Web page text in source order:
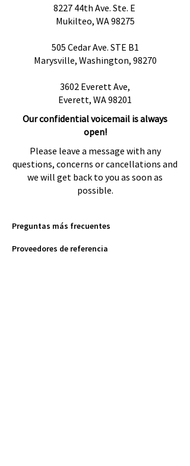
8227 44th Ave. Ste. E
Mukilteo, WA 98275
505 Cedar Ave. STE B1
Marysville, Washington, 98270
3602 Everett Ave,
Everett, WA 98201
Our confidential voicemail is always
open!
Please leave a message with any
questions, concerns or cancellations and
we will get back to you as soon as
possible.
Preguntas más frecuentes
Proveedores de referencia